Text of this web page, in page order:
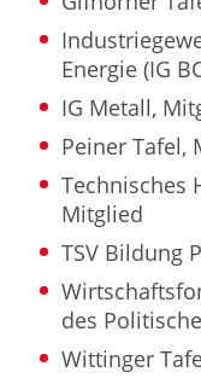
Energie (IG
IG Metall,
Peiner Tafel,
Technisches
Mitglied
TSV Bildung
des
Wittinger